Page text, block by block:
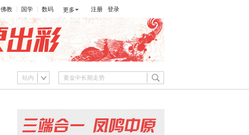
佛教 国学 数码 更多 注册 登录
站内